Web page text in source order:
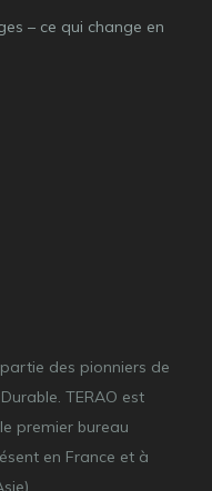
– ce qui change en
des pionniers de
TERAO est
premier bureau
en France et à